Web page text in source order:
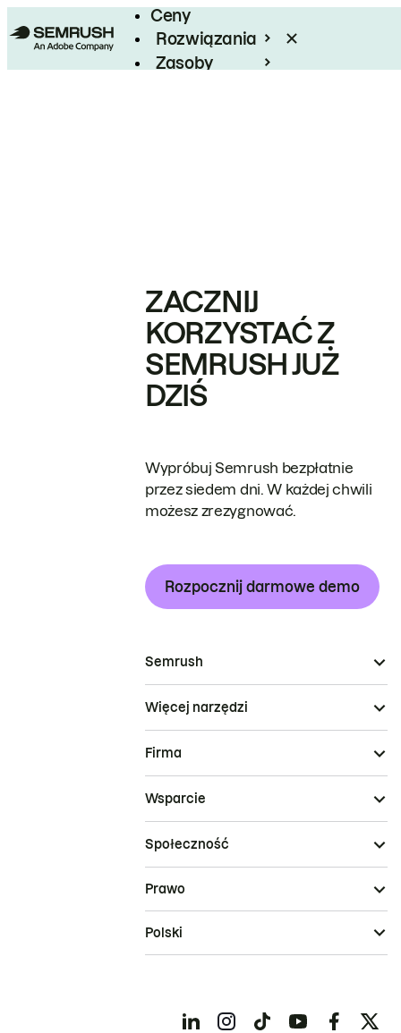
Ceny
Rozwiązania
Zasoby
ZACZNIJ
KORZYSTAĆ Z
SEMRUSH JUŻ
DZIŚ
Wypróbuj Semrush bezpłatnie
przez siedem dni. W każdej chwili
możesz zrezygnować.
Rozpocznij darmowe demo
Semrush
Więcej narzędzi
Firma
Wsparcie
Społeczność
Prawo
Polski